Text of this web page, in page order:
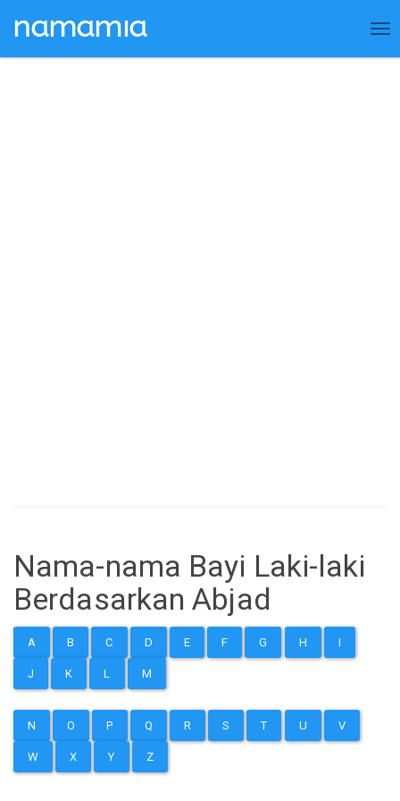
Nama-nama Bayi Laki-laki
Berdasarkan Abjad
A B C D E F G H I
J K L M
N O P Q R S T U V
W X Y Z